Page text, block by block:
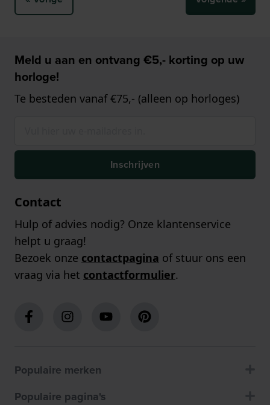
Meld u aan en ontvang €5,- korting op uw
horloge!
Te besteden vanaf €75,- (alleen op horloges)
Inschrijven
Contact
Hulp of advies nodig? Onze klantenservice
helpt u graag!
Bezoek onze contactpagina of stuur ons een
vraag via het contactformulier.
Populaire merken
Populaire pagina's